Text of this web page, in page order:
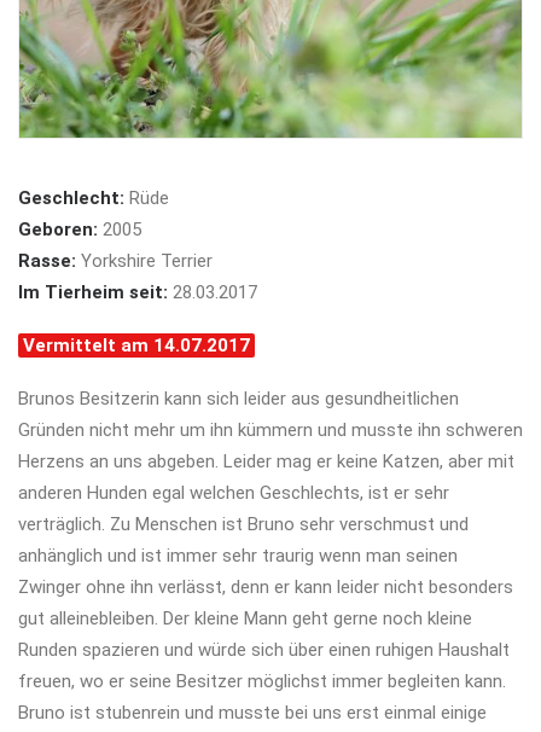
Geschlecht: Rüde
Geboren: 2005
Rasse: Yorkshire Terrier
Im Tierheim seit: 28.03.2017
Vermittelt am 14.07.2017
Brunos Besitzerin kann sich leider aus gesundheitlichen
Gründen nicht mehr um ihn kümmern und musste ihn schweren
Herzens an uns abgeben. Leider mag er keine Katzen, aber mit
anderen Hunden egal welchen Geschlechts, ist er sehr
verträglich. Zu Menschen ist Bruno sehr verschmust und
anhänglich und ist immer sehr traurig wenn man seinen
Zwinger ohne ihn verlässt, denn er kann leider nicht besonders
gut alleinebleiben. Der kleine Mann geht gerne noch kleine
Runden spazieren und würde sich über einen ruhigen Haushalt
freuen, wo er seine Besitzer möglichst immer begleiten kann.
Bruno ist stubenrein und musste bei uns erst einmal einige